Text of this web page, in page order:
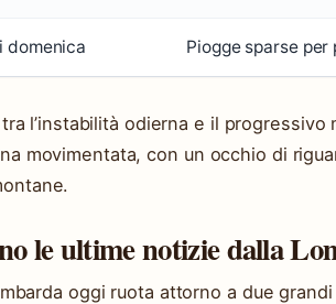
domenica Piogge sparse
l’instabilità odierna e il
movimentata, con un occhio di
le ultime notizie dalla
oggi ruota attorno a due